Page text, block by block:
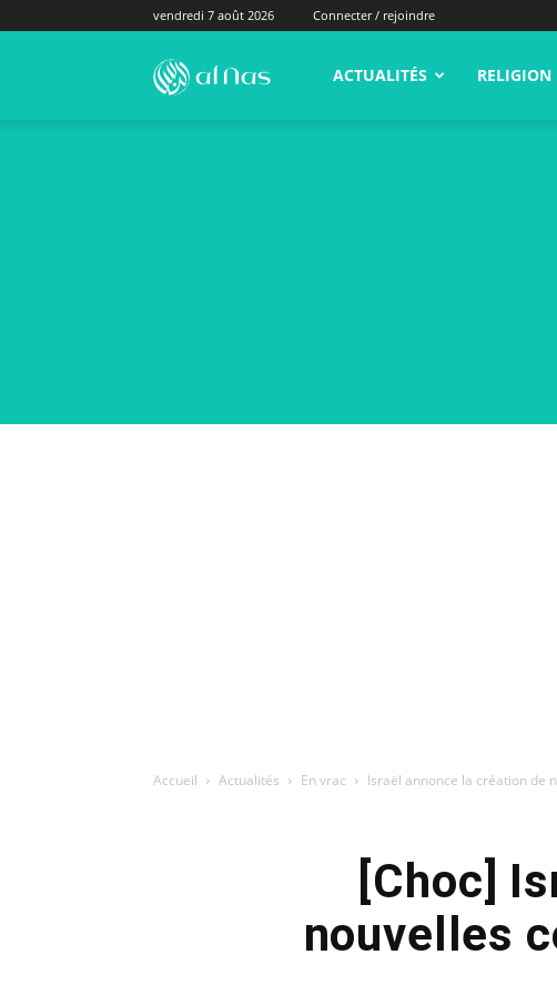
vendredi 7 août 2026 Connecter / rejoindre
alNas.fr ACTUALITÉS RELIGION
Accueil Actualités En vrac Israël annonce la création de
[Choc]
nouvelles